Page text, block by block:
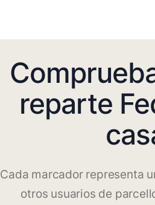
reparte
Cada marcador representa
otros usuarios de